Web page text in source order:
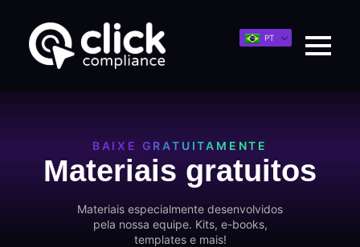
PT
BAIXE GRATUITAMENTE
Materiais gratuitos
Materiais especialmente desenvolvidos
pela nossa equipe. Kits, e-books,
templates e mais!